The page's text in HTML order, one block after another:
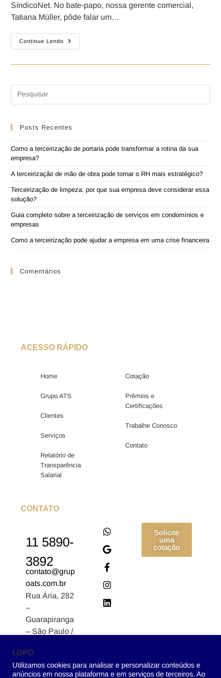
SíndicoNet. No bate-papo, nossa gerente comercial,
Tatiana Müller, pôde falar um…
Continue Lendo
Posts Recentes
Como a terceirização de portaria pode transformar a rotina da sua
empresa?
A terceirização de mão de obra pode tornar o RH mais estratégico?
Terceirização de limpeza: por que sua empresa deve considerar essa
solução?
Guia completo sobre a terceirização de serviços em condomínios e
empresas
Como a terceirização pode ajudar a empresa em uma crise financeira
Comentários
ACESSO RÁPIDO
Home
Grupo ATS
Clientes
Serviços
Relatório de
Transparência
Salarial
Cotação
Prêmios e
Certificações
Trabalhe Conosco
Contato
CONTATO
11 5890-
3892
contato@grup
oats.com.br
Rua Ária, 282
–
Guarapiranga
– São Paulo /
04902-170
Solicite
uma
cotação
LGPD
Utilizamos cookies para analisar e personalizar conteúdos e
anúncios em nossa plataforma e em serviços de terceiros. Ao